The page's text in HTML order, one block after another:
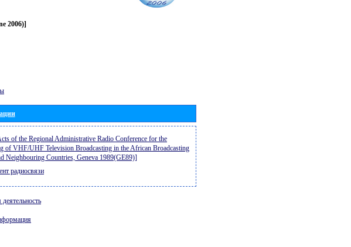
2006)]
of the Regional Administrative Radio Conference for the
of VHF/UHF Television Broadcasting in the African Broadcasting
Neighbouring Countries, Geneva 1989(GE89)]
радиосвязи